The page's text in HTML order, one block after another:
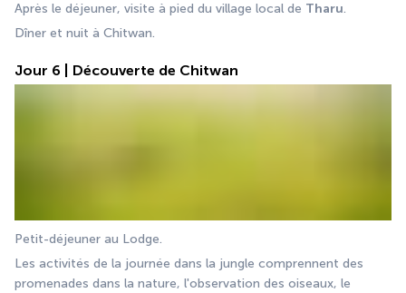
Après le déjeuner, visite à pied du village local de Tharu.
Dîner et nuit à Chitwan.
Jour 6 | Découverte de Chitwan
Petit-déjeuner au Lodge.
Les activités de la journée dans la jungle comprennent des
promenades dans la nature, l'observation des oiseaux, le